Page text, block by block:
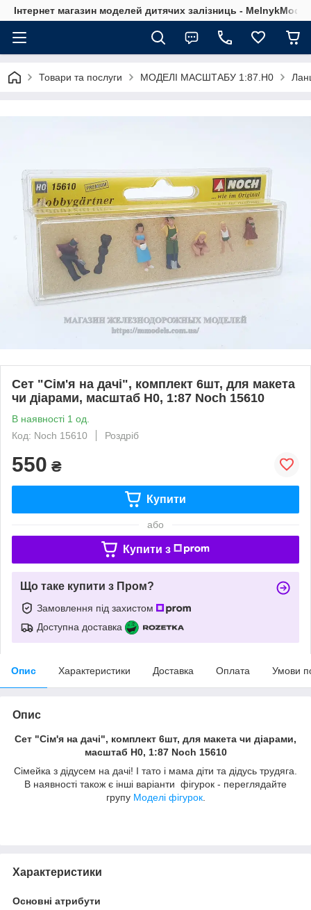
Інтернет магазин моделей дитячих залізниць -
Товари та послуги МОДЕЛІ МАСШТАБУ 1:87.H0
Сет "Сім'я на дачі", комплект 6шт, для макета
чи діарами, масштаб H0, 1:87 Noch 15610
В наявності 1 од.
Код: Noch 15610
Роздріб
550 ₴
Купити
або
Купити з
Що таке купити з Пром?
Замовлення під захистом
Доступна доставка
Опис Характеристики Доставка Оплата Умови
Опис
Сет "Сім'я на дачі", комплект 6шт, для макета чи діарами,
масштаб H0, 1:87 Noch 15610
Сімейка з дідусем на дачі! І тато і мама діти та дідусь трудяга.
В наявності також є інші варіанти фігурок - переглядайте
групу Моделі фігурок.
Характеристики
Основні атрибути